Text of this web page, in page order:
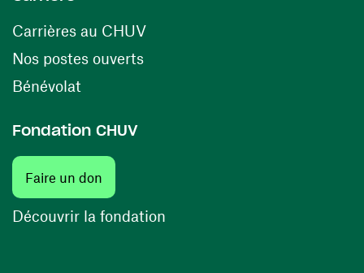
Carrières au CHUV(opens in a new window)
Nos postes ouverts(opens in a new window)
Bénévolat
Fondation CHUV
Faire un don
Découvrir la fondation